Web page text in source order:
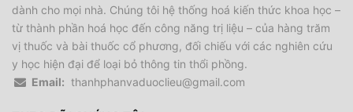
dành cho mọi nhà. Chúng tôi hệ thống hoá kiến thức khoa học –
từ thành phần hoá học đến công năng trị liệu – của hàng trăm
vị thuốc và bài thuốc cổ phương, đối chiếu với các nghiên cứu
y học hiện đại để loại bỏ thông tin thổi phồng.
Email: thanhphanvaduoclieu@gmail.com